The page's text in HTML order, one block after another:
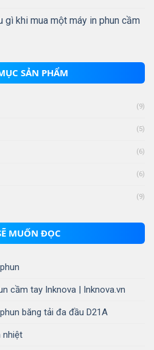
gì khi mua một máy in phun cầm
SẢN PHẨM
(9)
(5)
(6)
(6)
(9)
MUỐN ĐỌC
cầm tay Inknova | Inknova.vn
băng tải đa đầu D21A
nhiệt